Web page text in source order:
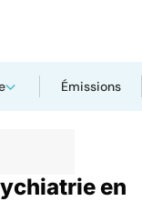
Émissions
en